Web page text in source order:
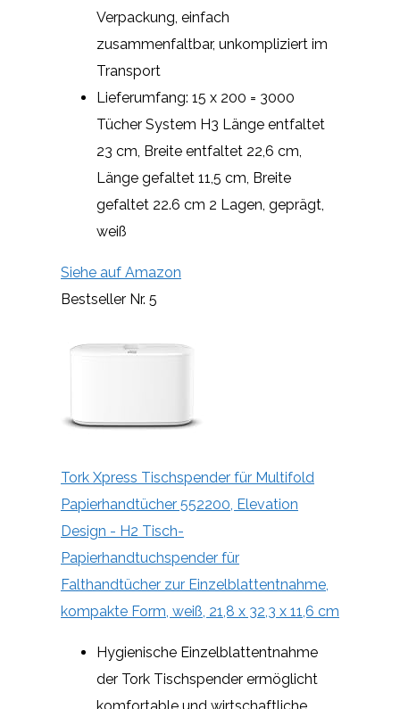
Verpackung, einfach
zusammenfaltbar, unkompliziert im
Transport
Lieferumfang: 15 x 200 = 3000
Tücher System H3 Länge entfaltet
23 cm, Breite entfaltet 22,6 cm,
Länge gefaltet 11,5 cm, Breite
gefaltet 22.6 cm 2 Lagen, geprägt,
weiß
Siehe auf Amazon
Bestseller Nr. 5
Tork Xpress Tischspender für Multifold
Papierhandtücher 552200, Elevation
Design - H2 Tisch-
Papierhandtuchspender für
Falthandtücher zur Einzelblattentnahme,
kompakte Form, weiß, 21,8 x 32,3 x 11,6 cm
Hygienische Einzelblattentnahme
der Tork Tischspender ermöglicht